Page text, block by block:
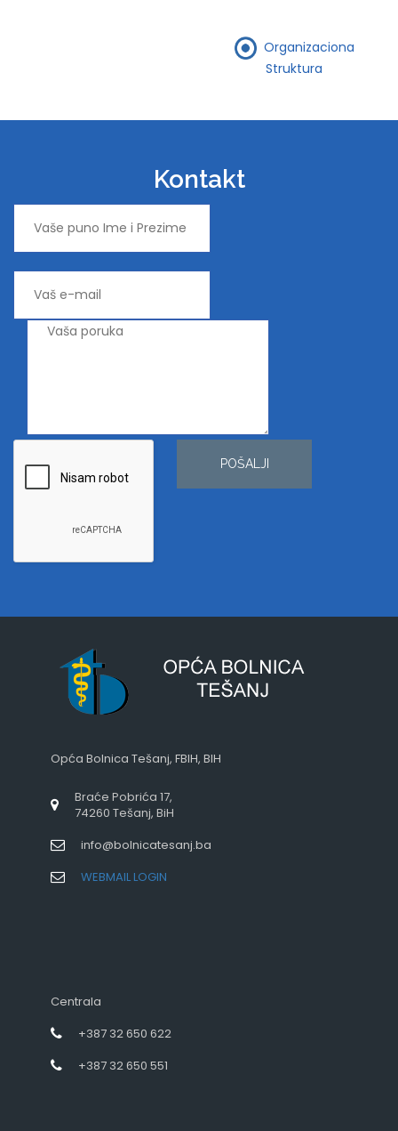
Organizaciona
Struktura
Kontakt
POŠALJI
Opća Bolnica Tešanj, FBIH, BIH
Braće Pobrića 17,
74260 Tešanj, BiH
info@bolnicatesanj.ba
WEBMAIL LOGIN
Centrala
+387 32 650 622
+387 32 650 551